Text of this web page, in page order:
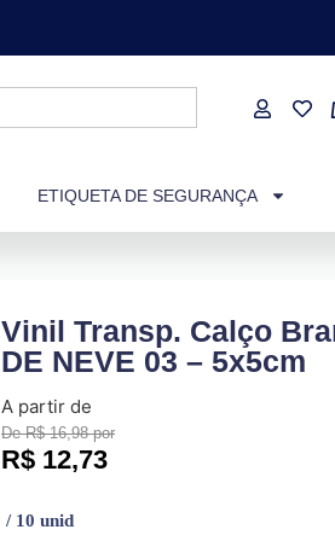
ETIQUETA DE SEGURANÇA
Vinil Transp. Calço
DE NEVE 03 – 5x5cm
A partir de
De R$ 16,98 por
R$ 12,73
/ 10 unid